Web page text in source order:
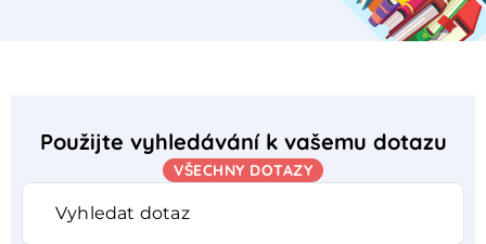
Použijte vyhledávání k vašemu dotazu
VŠECHNY DOTAZY